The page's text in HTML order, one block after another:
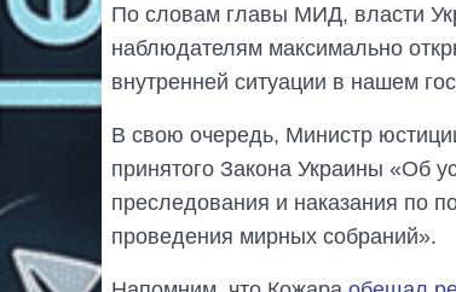
По словам главы МИД, власти
наблюдателям максимально
внутренней ситуации в нашем
В свою очередь, Министр
принятого Закона Украины «Об
преследования и наказания по
проведения мирных собраний».